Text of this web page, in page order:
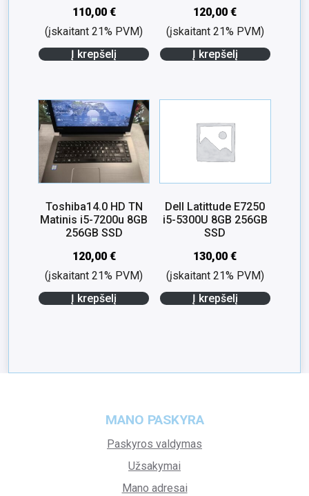
110,00 €
(įskaitant 21% PVM)
Į krepšelį
120,00€
(įskaitant 21% PVM)
Į krepšelį
Toshiba14.0 HD TN
Matinis i5-7200u 8GB
256GB SSD
120,00 €
(įskaitant 21% PVM)
Į krepšelį
Dell Latittude E7250
i5-5300U 8GB 256GB
SSD
130,00€
(įskaitant 21% PVM)
Į krepšelį
MANO PASKYRA
Paskyros valdymas
Užsakymai
Mano adresai